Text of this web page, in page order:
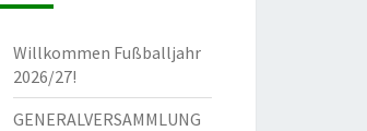
Willkommen Fußballjahr
2026/27!
GENERALVERSAMMLUNG